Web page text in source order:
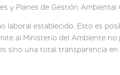
y Planes de Gestión Ambiental
laboral establecido. Esto es
al Ministerio del Ambiente no
sino una total transparencia en